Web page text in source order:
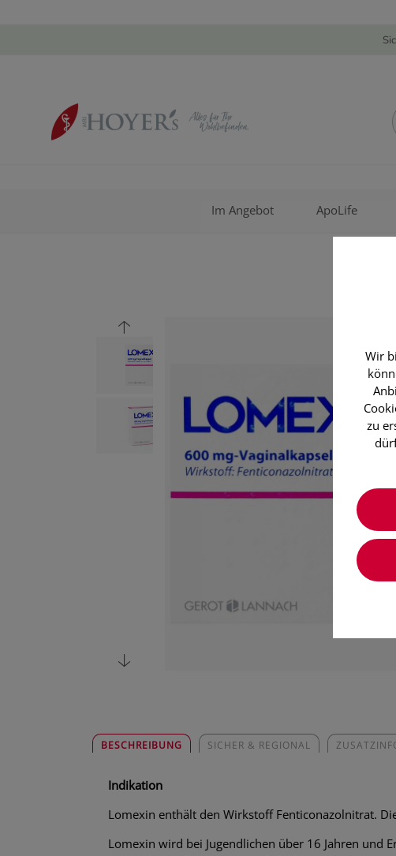
Im Angebot ApoLife
BESCHREIBUNG SICHER & REGIONAL
Indikation
Lomexin enthält den Wirkstoff Fenticonazolnitrat.
Lomexin wird bei Jugendlichen über 16 Jahren und
Wir
zu